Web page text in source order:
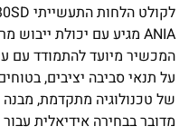
לקולט הלחות התעשייתי CF30SD של חברת
המכשיר מיועד להתמודד עם
על תנאי סביבה יציבים,
של טכנולוגיה מתקדמת,
מדובר בבחירה אידיאלית